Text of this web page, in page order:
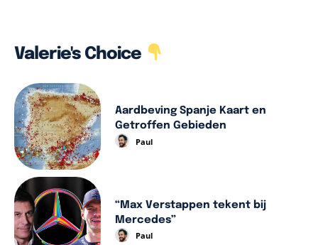
Valerie's Choice
Aardbeving Spanje Kaart en
Getroffen Gebieden
Paul
“Max Verstappen tekent bij
Mercedes”
Paul